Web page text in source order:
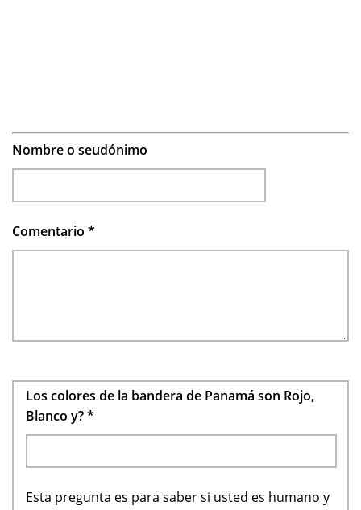
Nombre o seudónimo
Comentario *
Los colores de la bandera de Panamá son Rojo,
Blanco y?*
Esta pregunta es para saber si usted es humano y